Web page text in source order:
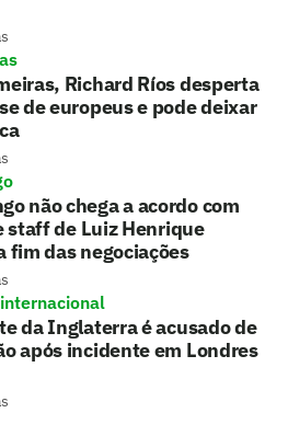
Richard Ríos desperta
de europeus e pode deixar
não chega a acordo com
staff de Luiz Henrique
fim das negociações
da Inglaterra é acusado de
após incidente em Londres